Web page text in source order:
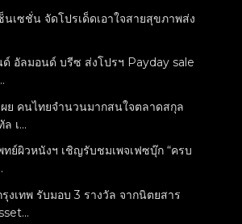
ซ็นเซชั่น จัดโปรเด็ดเอาใจสายสุขภาพส่ง
อัลมอนด์ บรีซ ส่งโปรฯ Payday sale
ย คนไทยจำนวนมากสนใจตลาดสกุล
เ...
ย์ผิวหนังฯ เชิญรับชมเพจเฟซบุ๊ก “ครบ
งเทพ รับมอบ 3 รางวัล จากนิตยสาร